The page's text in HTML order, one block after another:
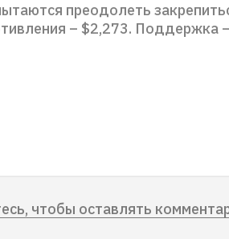
преодолеть
– $2,273. Поддержка
чтобы оставлять